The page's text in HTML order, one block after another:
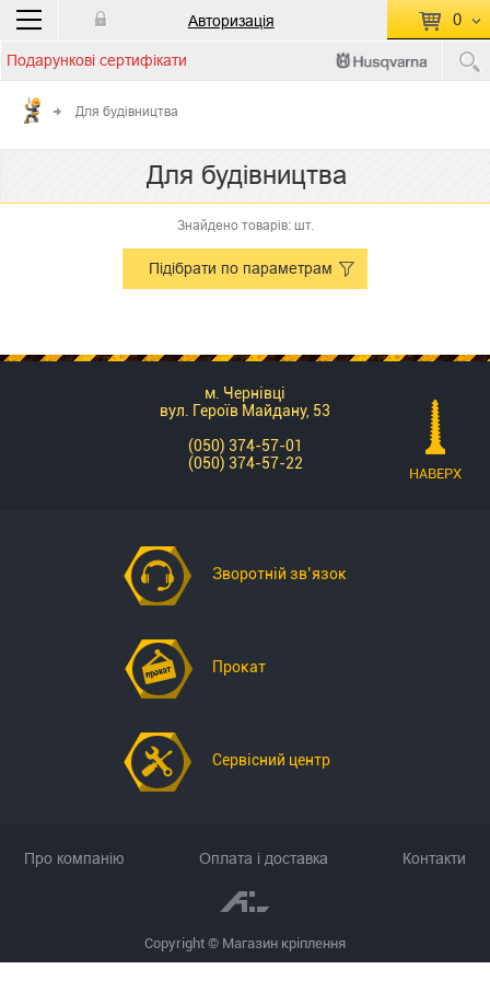
Авторизація 0
КОШИК ПУСТИЙ
до кошику
Подарункові сертифікати
Для будівництва
Для будівництва
Знайдено товарів: шт.
Підібрати по параметрам
м. Чернівці
вул. Героїв Майдану, 53
(050) 374-57-01
(050) 374-57-22
Зворотній зв’язок
Прокат
Сервісний центр
НАВЕРХ
Copyright © Магазин кріплення
Про компанію Оплата і доставка Контакти